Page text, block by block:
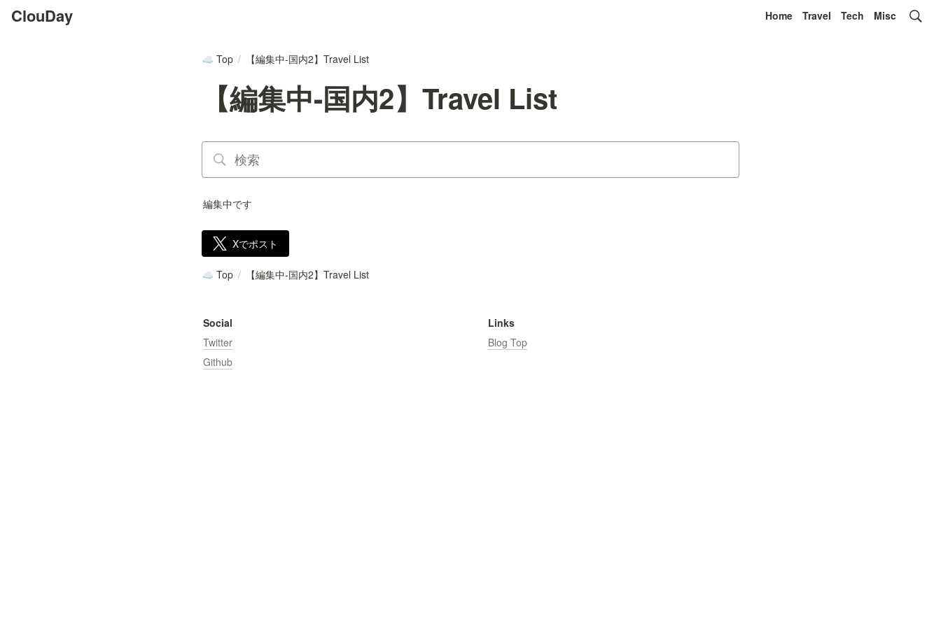
ClouDay Home Travel Tech Misc
☁️ Top / 【編集中-国内2】Travel List
【編集中-国内2】Travel List
編集中です
Xでポスト
☁️ Top / 【編集中-国内2】Travel List
Social
Twitter
Github
Links
Blog Top